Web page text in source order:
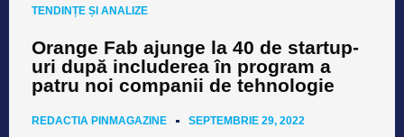
TENDINȚE ȘI ANALIZE
Orange Fab ajunge la 40 de startup-
uri după includerea în program a
patru noi companii de tehnologie
REDACTIA PINMAGAZINE SEPTEMBRIE 29, 2022